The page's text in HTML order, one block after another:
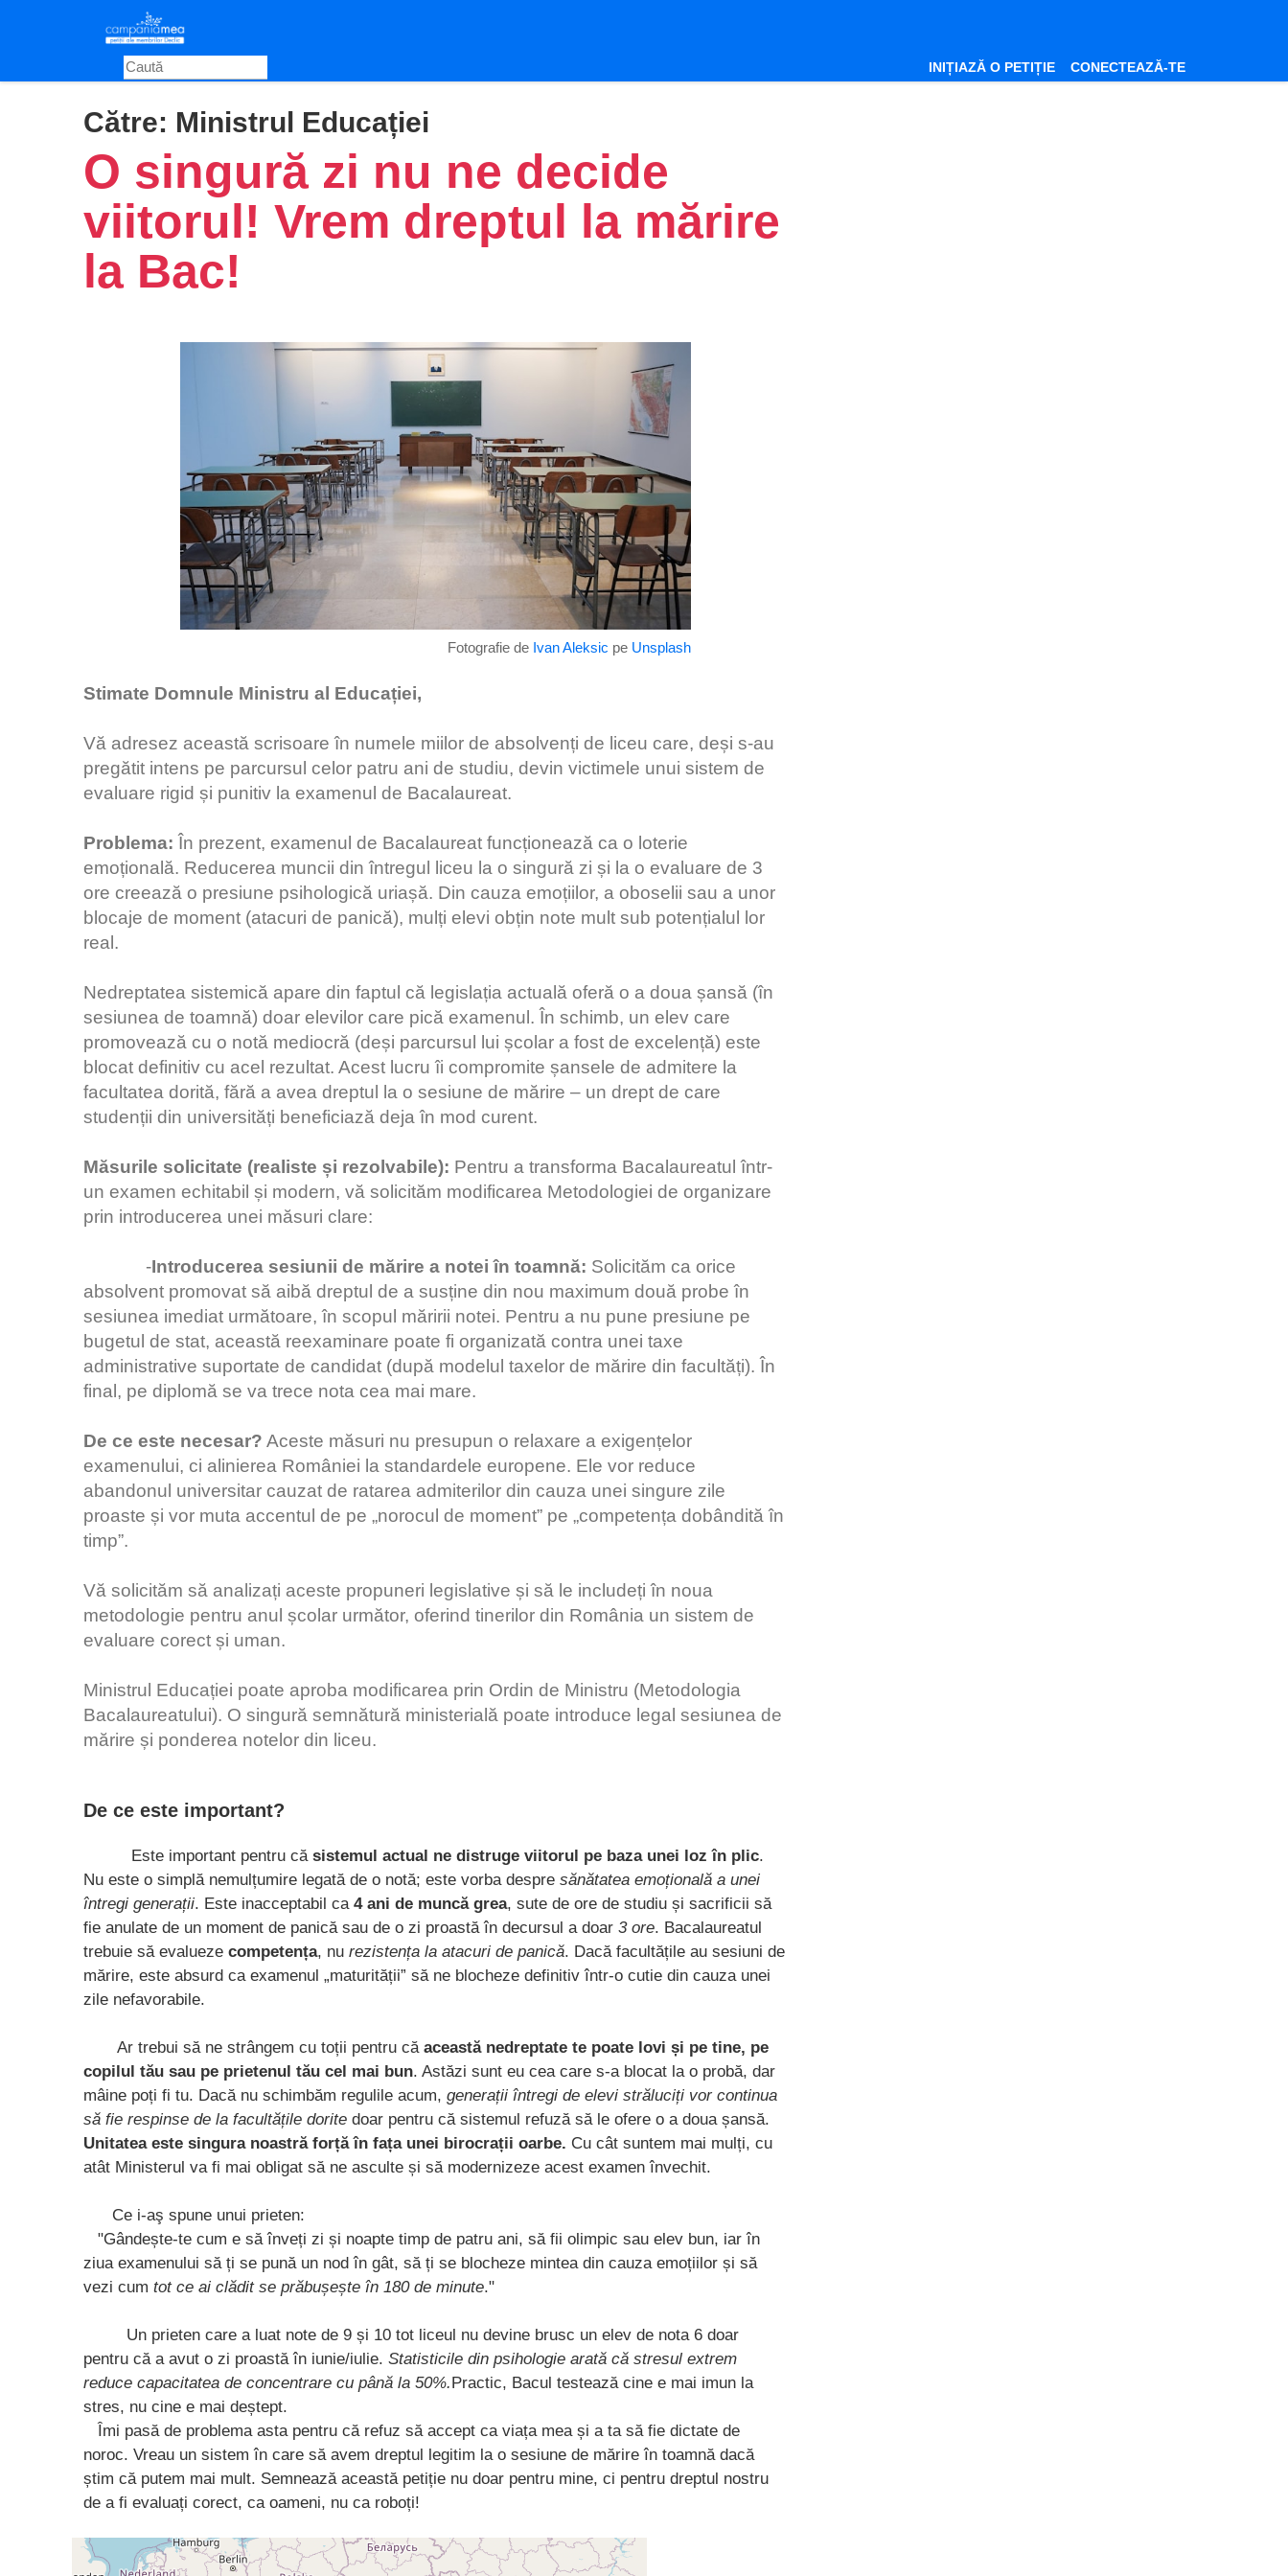
content
INIȚIAZĂ O PETIȚIE CONECTEAZĂ-TE
Către: Ministrul Educației
O singură zi nu ne decide
viitorul! Vrem dreptul la mărire
la Bac!
Fotografie de Ivan Aleksic pe Unsplash
Stimate Domnule Ministru al Educației,
Vă adresez această scrisoare în numele miilor de absolvenți de liceu care, deși s-au
pregătit intens pe parcursul celor patru ani de studiu, devin victimele unui sistem de
evaluare rigid și punitiv la examenul de Bacalaureat.
Problema: În prezent, examenul de Bacalaureat funcționează ca o loterie
emoțională. Reducerea muncii din întregul liceu la o singură zi și la o evaluare de 3
ore creează o presiune psihologică uriașă. Din cauza emoțiilor, a oboselii sau a unor
blocaje de moment (atacuri de panică), mulți elevi obțin note mult sub potențialul lor
real.
Nedreptatea sistemică apare din faptul că legislația actuală oferă o a doua șansă (în
sesiunea de toamnă) doar elevilor care pică examenul. În schimb, un elev care
promovează cu o notă mediocră (deși parcursul lui școlar a fost de excelență) este
blocat definitiv cu acel rezultat. Acest lucru îi compromite șansele de admitere la
facultatea dorită, fără a avea dreptul la o sesiune de mărire – un drept de care
studenții din universități beneficiază deja în mod curent.
Măsurile solicitate (realiste și rezolvabile): Pentru a transforma Bacalaureatul într-
un examen echitabil și modern, vă solicităm modificarea Metodologiei de organizare
prin introducerea unei măsuri clare:
-Introducerea sesiunii de mărire a notei în toamnă: Solicităm ca orice
absolvent promovat să aibă dreptul de a susține din nou maximum două probe în
sesiunea imediat următoare, în scopul măririi notei. Pentru a nu pune presiune pe
bugetul de stat, această reexaminare poate fi organizată contra unei taxe
administrative suportate de candidat (după modelul taxelor de mărire din facultăți). În
final, pe diplomă se va trece nota cea mai mare.
De ce este necesar? Aceste măsuri nu presupun o relaxare a exigențelor
examenului, ci alinierea României la standardele europene. Ele vor reduce
abandonul universitar cauzat de ratarea admiterilor din cauza unei singure zile
proaste și vor muta accentul de pe „norocul de moment” pe „competența dobândită în
timp”.
Vă solicităm să analizați aceste propuneri legislative și să le includeți în noua
metodologie pentru anul școlar următor, oferind tinerilor din România un sistem de
evaluare corect și uman.
Ministrul Educației poate aproba modificarea prin Ordin de Ministru (Metodologia
Bacalaureatului). O singură semnătură ministerială poate introduce legal sesiunea de
mărire și ponderea notelor din liceu.
De ce este important?
Este important pentru că sistemul actual ne distruge viitorul pe baza unei loz în plic.
Nu este o simplă nemulțumire legată de o notă; este vorba despre sănătatea emoțională a unei
întregi generații. Este inacceptabil ca 4 ani de muncă grea, sute de ore de studiu și sacrificii să
fie anulate de un moment de panică sau de o zi proastă în decursul a doar 3 ore. Bacalaureatul
trebuie să evalueze competența, nu rezistența la atacuri de panică. Dacă facultățile au sesiuni de
mărire, este absurd ca examenul „maturității” să ne blocheze definitiv într-o cutie din cauza unei
zile nefavorabile.
Ar trebui să ne strângem cu toții pentru că această nedreptate te poate lovi și pe tine, pe
copilul tău sau pe prietenul tău cel mai bun. Astăzi sunt eu cea care s-a blocat la o probă, dar
mâine poți fi tu. Dacă nu schimbăm regulile acum, generații întregi de elevi străluciți vor continua
să fie respinse de la facultățile dorite doar pentru că sistemul refuză să le ofere o a doua șansă.
Unitatea este singura noastră forță în fața unei birocrații oarbe. Cu cât suntem mai mulți, cu
atât Ministerul va fi mai obligat să ne asculte și să modernizeze acest examen învechit.
Ce i-aş spune unui prieten:
"Gândește-te cum e să înveți zi și noapte timp de patru ani, să fii olimpic sau elev bun, iar în
ziua examenului să ți se pună un nod în gât, să ți se blocheze mintea din cauza emoțiilor și să
vezi cum tot ce ai clădit se prăbușește în 180 de minute."
Un prieten care a luat note de 9 și 10 tot liceul nu devine brusc un elev de nota 6 doar
pentru că a avut o zi proastă în iunie/iulie. Statisticile din psihologie arată că stresul extrem
reduce capacitatea de concentrare cu până la 50%.Practic, Bacul testează cine e mai imun la
stres, nu cine e mai deștept.
Îmi pasă de problema asta pentru că refuz să accept ca viața mea și a ta să fie dictate de
noroc. Vreau un sistem în care să avem dreptul legitim la o sesiune de mărire în toamnă dacă
știm că putem mai mult. Semnează această petiție nu doar pentru mine, ci pentru dreptul nostru
de a fi evaluați corect, ca oameni, nu ca roboți!